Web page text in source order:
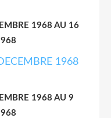
1968 AU 16
1968 AU 9